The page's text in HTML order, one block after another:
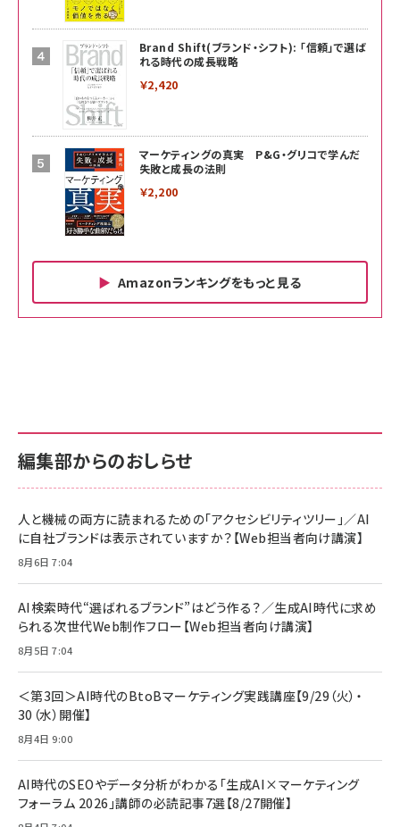
Brand Shift(ブランド・シフト): 「信頼」で選ば
れる時代の成長戦略
￥2,420
マーケティングの真実 P&G・グリコで学んだ
失敗と成長の法則
￥2,200
Amazonランキングをもっと見る
￥880
anan(アンアン)2026/06/24号 No.2500増
刊 スペシャルエディション[王道エンタメの矜
￥1,100
No.2502[2026年後半、あなたの恋と運命／山
￥880
内サポート正規品 メーカー保証5年
KLMEA128G
NIMASO ガラスフィルム iPhone 17 用 保護
止 貼りやすい ガイド枠付き いPhone17 (6.3
インチ) 対応 2枚セット DSP25F1698
￥1,599
【New】Amazon Fire TV Stick HD | 手軽に
ディアプレイヤー
￥6,980
Anker Soundcore P31i (Bluetooth 6.1)
【完全ワイヤレスイヤホン/アクティブノイズキャ
ンセリング/マルチポイント接続 / 最大50時間
Anker PowerLine III Flow USB-C & USB-
C ケーブル Anker絡まないケーブル 240W 結
束バンド付き USB PD対応 シリコン素材採用
iPhone 17 / 16 / 15 / Galaxy iPad Pro
内サポート正規品 メーカー保証5年
KLMEA128G
Amazon eギフトカード - Amazonロゴ - ク
￥5,000
C ケーブル Anker絡まないケーブル 240W 結
iPhone 17 / 16 / 15 / Galaxy iPad Pro
MacBook Pro/Air 各種対応 (1.8m ミッドナ
イトブラック)
￥1,890
本
￥4,192
ヤセラーキャンペーン】
￥4,857
編集部からのおしらせ
人と機械の両方に読まれるための「アクセシビリティツリー」／AI
に自社ブランドは表示されていますか？【Web担当者向け講演】
8月6日 7:04
AI検索時代“選ばれるブランド”はどう作る？／生成AI時代に求め
られる次世代Web制作フロー【Web担当者向け講演】
8月5日 7:04
＜第3回＞AI時代のBtoBマーケティング実践講座【9/29（火）・
30（水）開催】
8月4日 9:00
AI時代のSEOやデータ分析がわかる「生成AI×マーケティング
フォーラム 2026」講師の必読記事7選【8/27開催】